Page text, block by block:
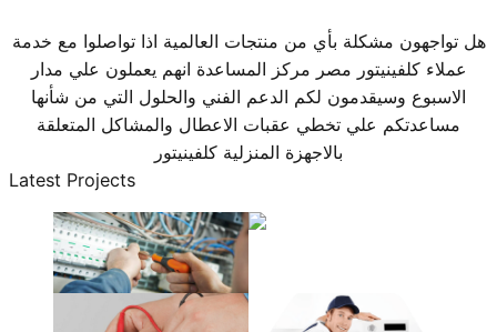
هل تواجهون مشكلة بأي من منتجات العالمية اذا تواصلوا مع خدمة
عملاء كلفينيتور مصر مركز المساعدة انهم يعملون علي مدار
الاسبوع وسيقدمون لكم الدعم الفني والحلول التي من شأنها
مساعدتكم علي تخطي عقبات الاعطال والمشاكل المتعلقة
بالاجهزة المنزلية كلفينيتور
Latest Projects